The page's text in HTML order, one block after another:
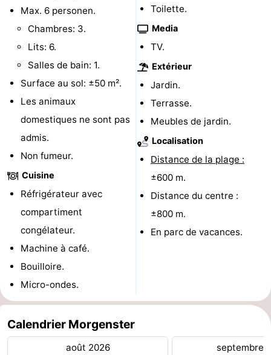
Forum
-
Médicales
Région
Hollande-
Septentrionale
Nature
Schoorlse
Bergen
Zee
-
Alkmaar
-
Max. 6 personen.
Chambres: 3.
Lits: 6.
Salles de bain: 1.
Surface au sol: ±50 m².
Les animaux
domestiques ne sont pas
admis.
Non fumeur.
Cuisine
Réfrigérateur avec
compartiment
congélateur.
Machine à café.
Bouilloire.
Micro-ondes.
Toilette.
Media
TV.
Extérieur
Jardin.
Terrasse.
Meubles de jardin.
Localisation
Distance de la plage :
±600 m.
Distance du centre :
±800 m.
En parc de vacances.
Calendrier Morgenster
août 2026 septembre